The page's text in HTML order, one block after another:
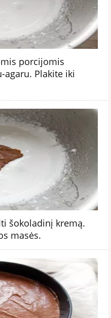
porcijomis
agaru. Plakite iki
šokoladinį kremą.
masės.